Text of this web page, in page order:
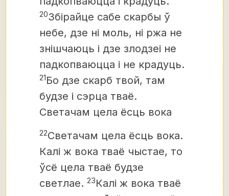
20Збірайце сабе скарбы ў
небе, дзе ні моль, ні ржа не
знішчаюць і дзе злодзеі не
падкопваюцца і не крадуць.
21Бо дзе скарб твой, там
будзе і сэрца тваё.
Светачам цела ёсць вока
22Светачам цела ёсць вока.
Калі ж вока тваё чыстае, то
ўсё цела тваё будзе
светлае. 23Калі ж вока тваё